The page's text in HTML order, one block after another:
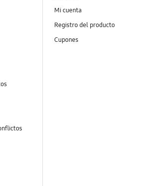
Mi cuenta
Registro del producto
Cupones